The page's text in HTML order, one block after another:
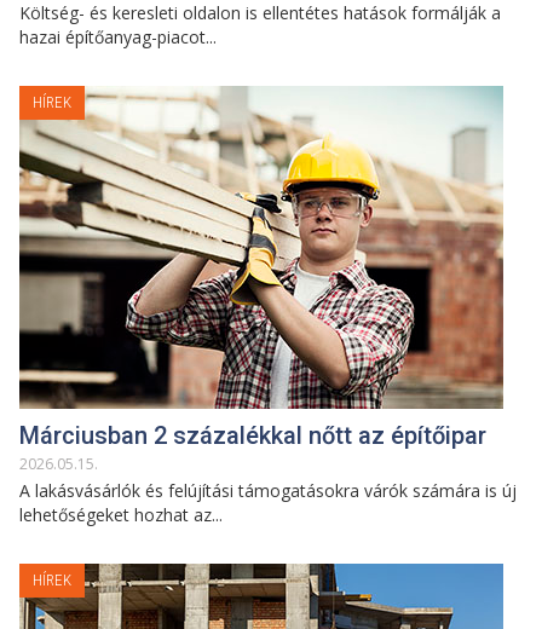
Költség- és keresleti oldalon is ellentétes hatások formálják a
hazai építőanyag-piacot...
HÍREK
Márciusban 2 százalékkal nőtt az építőipar
2026.05.15.
A lakásvásárlók és felújítási támogatásokra várók számára is új
lehetőségeket hozhat az...
HÍREK